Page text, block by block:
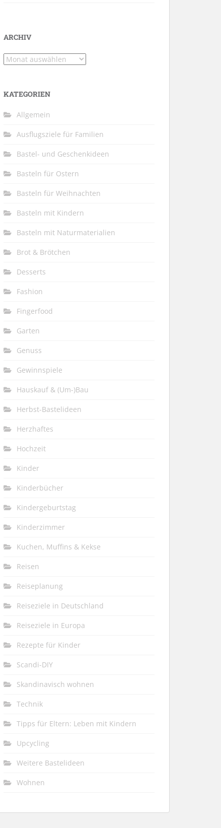
ARCHIV
Archiv
KATEGORIEN
Allgemein
Ausflugsziele für Familien
Bastel- und Geschenkideen
Basteln für Ostern
Basteln für Weihnachten
Basteln mit Kindern
Basteln mit Naturmaterialien
Brot & Brötchen
Desserts
Fashion
Fingerfood
Garten
Genuss
Gewinnspiele
Hauskauf & (Um-)Bau
Herbst-Bastelideen
Herzhaftes
Hochzeit
Kinder
Kinderbücher
Kindergeburtstag
Kinderzimmer
Kuchen, Muffins & Kekse
Reisen
Reiseplanung
Reiseziele in Deutschland
Reiseziele in Europa
Rezepte für Kinder
Scandi-DIY
Skandinavisch wohnen
Technik
Tipps für Eltern: Leben mit Kindern
Upcycling
Weitere Bastelideen
Wohnen